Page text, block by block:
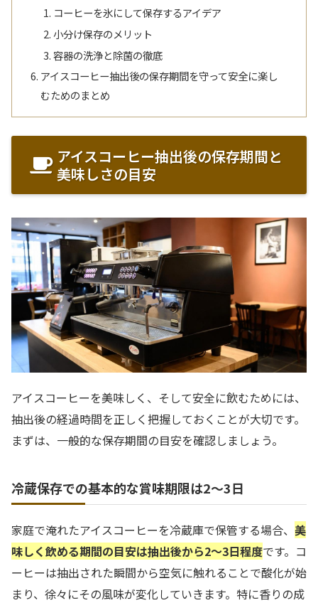
コーヒーを氷にして保存するアイデア
小分け保存のメリット
容器の洗浄と除菌の徹底
アイスコーヒー抽出後の保存期間を守って安全に楽し
むためのまとめ
アイスコーヒー抽出後の保存期間と
美味しさの目安
アイスコーヒーを美味しく、そして安全に飲むためには、
抽出後の経過時間を正しく把握しておくことが大切です。
まずは、一般的な保存期間の目安を確認しましょう。
冷蔵保存での基本的な賞味期限は2〜3日
家庭で淹れたアイスコーヒーを冷蔵庫で保管する場合、 美
味しく飲める期間の目安は抽出後から2〜3日程度です。コ
ーヒーは抽出された瞬間から空気に触れることで酸化が始
まり、徐々にその風味が変化していきます。特に香りの成